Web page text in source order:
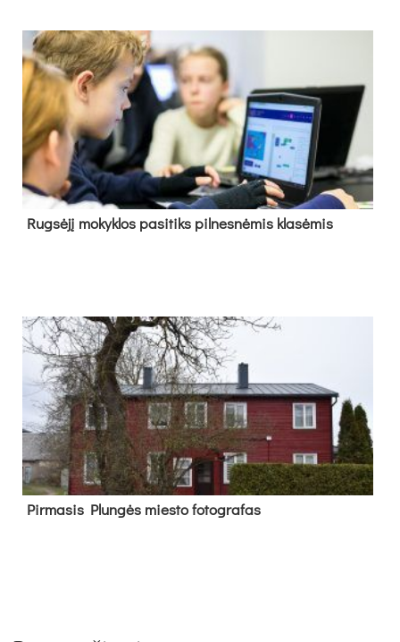
Rug­sė­jį mo­kyk­los pa­si­tiks pil­nes­nė­mis kla­sė­mis
Pir­ma­sis Plun­gės mies­to fo­tog­ra­fas